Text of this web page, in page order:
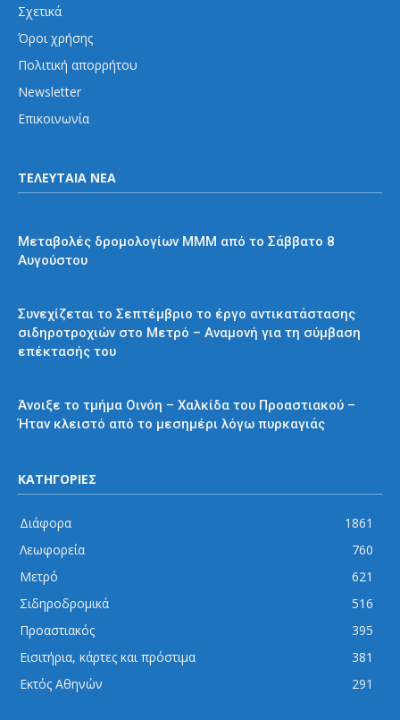
Σχετικά
Όροι χρήσης
Πολιτική απορρήτου
Newsletter
Επικοινωνία
ΤΕΛΕΥΤΑΙΑ ΝΕΑ
Μεταβολές δρομολογίων ΜΜΜ από το Σάββατο 8
Αυγούστου
Συνεχίζεται το Σεπτέμβριο το έργο αντικατάστασης
σιδηροτροχιών στο Μετρό – Αναμονή για τη σύμβαση
επέκτασής του
Άνοιξε το τμήμα Οινόη – Χαλκίδα του Προαστιακού –
Ήταν κλειστό από το μεσημέρι λόγω πυρκαγιάς
ΚΑΤΗΓΟΡΙΕΣ
Διάφορα
1861
Λεωφορεία
760
Μετρό
621
Σιδηροδρομικά
516
Προαστιακός
395
Εισιτήρια, κάρτες και πρόστιμα
381
Εκτός Αθηνών
291